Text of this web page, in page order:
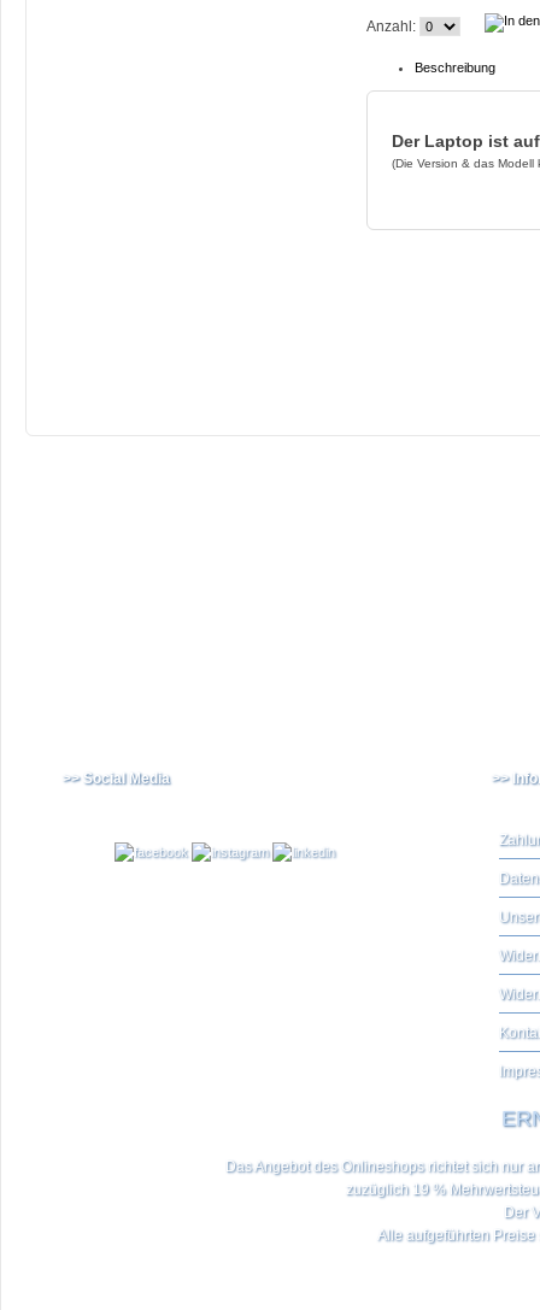
Anzahl:
Beschreibung
Der Laptop ist
(Die Version & das
>> Social Media >>
Das Angebot des Onlineshops richtet sich nur
zuzüglich 19 %
Der
Alle aufgeführten